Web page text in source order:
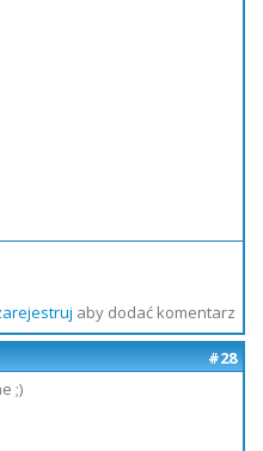
aby dodać komentarz
#28
;)